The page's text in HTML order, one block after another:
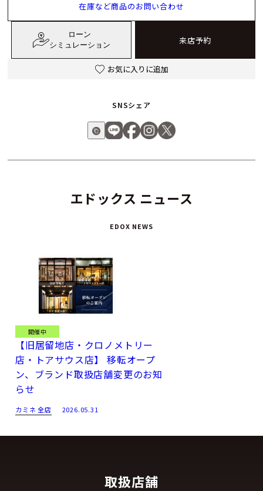
エドックス ニュース
EDOX NEWS
開催中
【旧居留地店・クロノメトリー
店・トアサウス店】 移転オープ
ン、ブランド取扱店舗変更のお知
らせ
カミネ 全店 2026.05.31
在庫など商品のお問い合わせ
ローン
シミュレーション
来店予約
お気に入りに追加
SNSシェア
取扱店舗